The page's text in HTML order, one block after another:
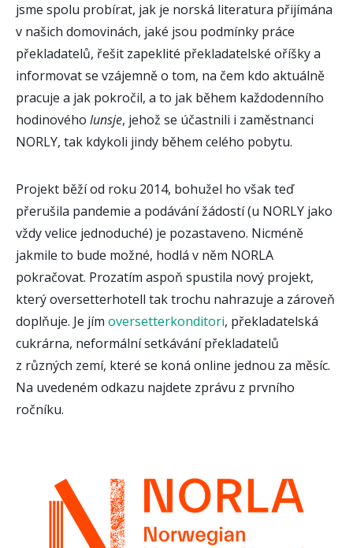
jsme spolu probírat, jak je norská literatura přijímána
v našich domovinách, jaké jsou podmínky práce
překladatelů, řešit zapeklité překladatelské oříšky a
informovat se vzájemně o tom, na čem kdo aktuálně
pracuje a jak pokročil, a to jak během každodenního
hodinového lunsje, jehož se účastnili i zaměstnanci
NORLY, tak kdykoli jindy během celého pobytu.
Projekt běží od roku 2014, bohužel ho však teď
přerušila pandemie a podávání žádostí (u NORLY jako
vždy velice jednoduché) je pozastaveno. Nicméně
jakmile to bude možné, hodlá v něm NORLA
pokračovat. Prozatím aspoň spustila nový projekt,
který oversetterhotell tak trochu nahrazuje a zároveň
doplňuje. Je jím oversetterkonditori, překladatelská
cukrárna, neformální setkávání překladatelů
z různých zemí, které se koná online jednou za měsíc.
Na uvedeném odkazu najdete zprávu z prvního
ročníku.